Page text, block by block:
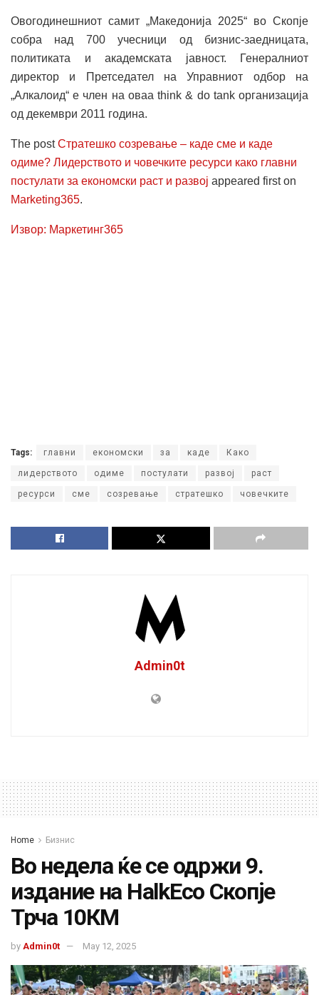
Овогодинешниот самит „Македонија 2025“ во Скопје
собра над 700 учесници од бизнис-заедницата,
политиката и академската јавност. Генералниот
директор и Претседател на Управниот одбор на
„Алкалоид“ е член на оваа think & do tank организација
од декември 2011 година.
The postСтратешко созревање – каде сме и каде
одиме? Лидерството и човечките ресурси како главни
постулати за економски раст и развој appeared first on
Marketing365.
Извор: Маркетинг365
Tags: главни економски за каде Како
лидерството одиме постулати развој раст
ресурси сме созревање стратешко човечките
Admin0t
Home Бизнис
Во недела ќе се одржи 9.
издание на HalkEco Скопје
Трча 10КМ
by Admin0t May 12, 2025